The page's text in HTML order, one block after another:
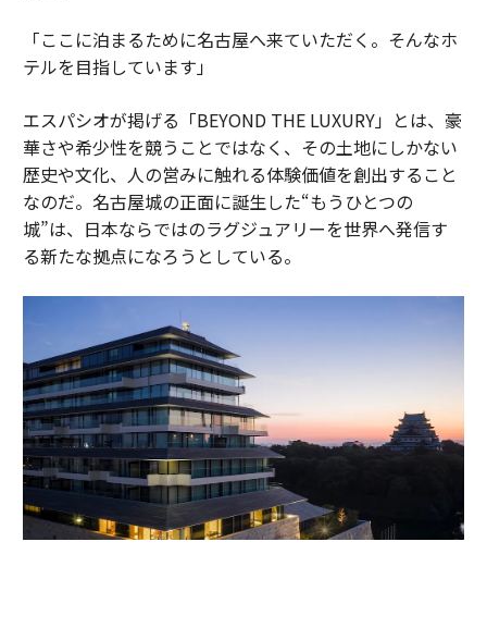
「ここに泊まるために名古屋へ来ていただく。そんなホ
テルを目指しています」
エスパシオが掲げる「BEYOND THE LUXURY」とは、豪
華さや希少性を競うことではなく、その土地にしかない
歴史や文化、人の営みに触れる体験価値を創出すること
なのだ。名古屋城の正面に誕生した“もうひとつの
城”は、日本ならではのラグジュアリーを世界へ発信す
る新たな拠点になろうとしている。